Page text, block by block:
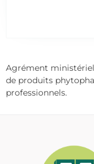
Agrément ministériel
de produits
professionnels.